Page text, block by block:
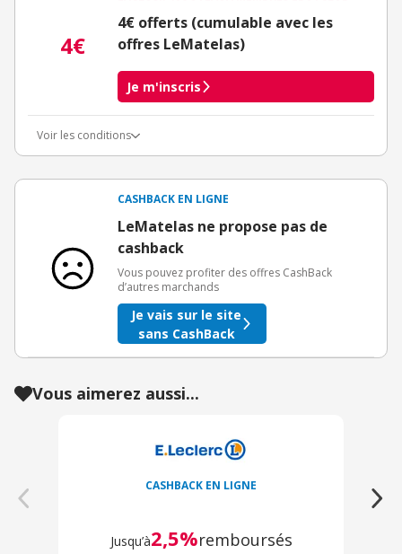
4€
4€ offerts (cumulable avec les
offres LeMatelas)
Je m'inscris
Voir les conditions
3€ de bienvenue crédités immédiatement + 1€ supplémentaire
Offre réservée à une toute première inscription chez eBuyClub.
CASHBACK EN LIGNE
LeMatelas ne propose pas de
cashback
Vous pouvez profiter des offres CashBack
d’autres marchands
Je vais sur le site
sans CashBack
Vous aimerez aussi...
CASHBACK EN LIGNE
Jusqu’à2,5%remboursés